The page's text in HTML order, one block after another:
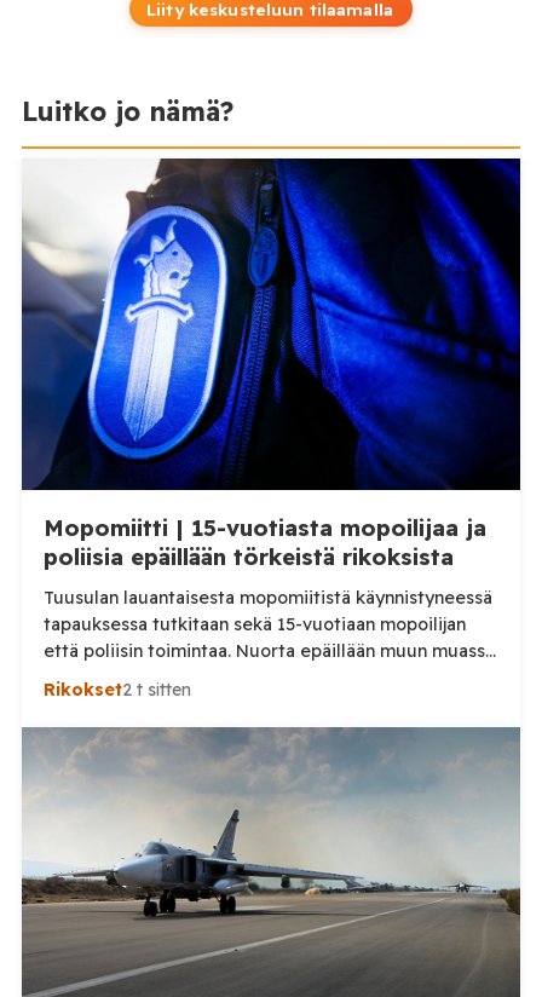
Liity keskusteluun tilaamalla
Luitko jo nämä?
Mopomiitti | 15-vuotiasta mopoilijaa ja
poliisia epäillään törkeistä rikoksista
Tuusulan lauantaisesta mopomiitistä käynnistyneessä
tapauksessa tutkitaan sekä 15-vuotiaan mopoilijan
että poliisin toimintaa. Nuorta epäillään muun muassa
törkeästä liikenneturvallisuuden vaarantamisesta.
puolestaan epäillään virkavelvollisuuden
rikkomisesta, törkeästä liikenneturvallisuuden
vaarantamisesta ja vammantuottamuksesta.
Tuusulassa lauantaina 8. elokuuta tapahtuneesta
mopoilijan pysäytystilanteesta on aloitettu kaksi
erillistä esitutkintaa. Poliisin mukaan mopomiitissä oli
paikalla kymmeniä nuoria. Alueella liikennevalvontaa
tehnyt poliisipartio […]
Rikokset2 t sitten